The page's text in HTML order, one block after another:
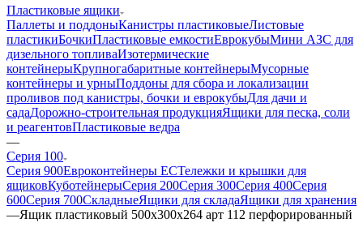
Пластиковые ящики
Паллеты и поддоныКанистры пластиковыеЛистовые
пластикиБочкиПластиковые емкостиЕврокубыМини АЗС для
дизельного топливаИзотермические
контейнерыКрупногабаритные контейнерыМусорные
контейнеры и урныПоддоны для сбора и локализации
проливов под канистры, бочки и еврокубыДля дачи и
садаДорожно-строительная продукцияЯщики для песка, соли
и реагентовПластиковые ведра
—
Серия 100
Серия 900Евроконтейнеры ЕСТележки и крышки для
ящиковКуботейнерыСерия 200Серия 300Серия 400Серия
600Серия 700СкладныеЯщики для складаЯщики для хранения
—Ящик пластиковый 500х300х264 арт 112 перфорированный